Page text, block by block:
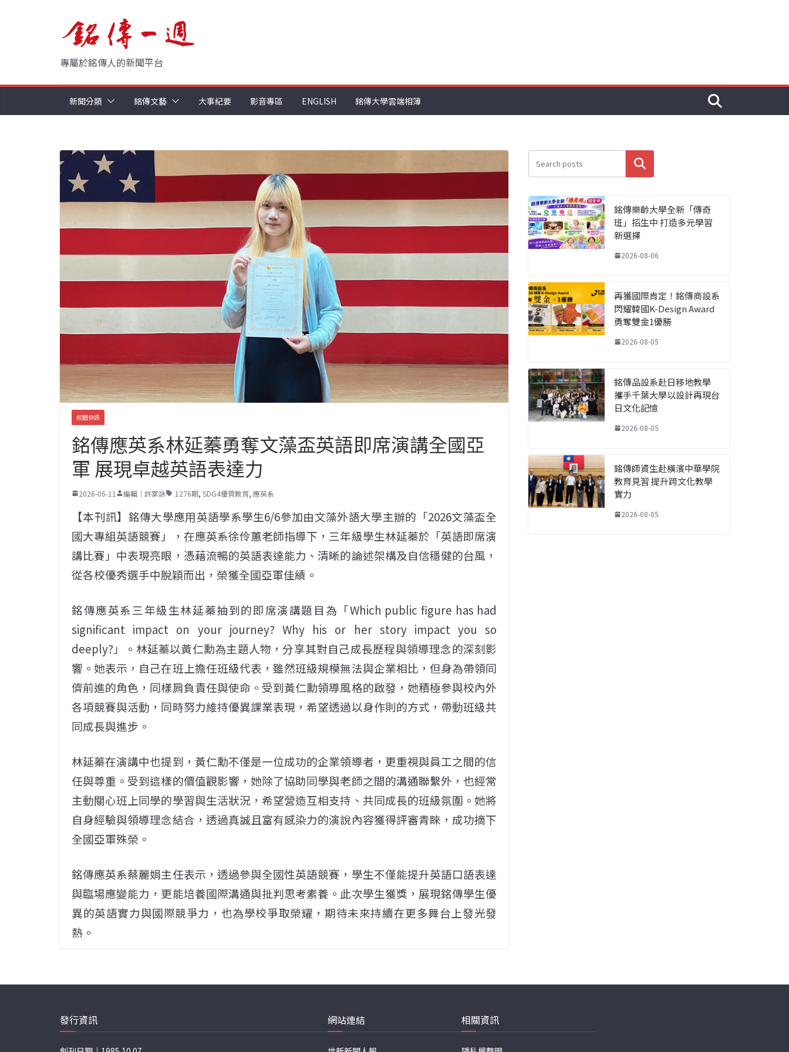
專屬於銘傳人的新聞平台
新聞分類 銘傳文藝 大事紀要 影音專區 ENGLISH 銘傳大學雲端相簿
校園快訊
銘傳應英系林延蓁勇奪文藻盃英語即席演講全國亞
軍 展現卓越英語表達力
2026-06-11 編輯｜許棠詠 1276期, SDG4優質教育, 應英系
【本刊訊】銘傳大學應用英語學系學生6/6參加由文藻外語大學主辦的「2026文藻盃全
國大專組英語競賽」，在應英系徐伶蕙老師指導下，三年級學生林延蓁於「英語即席演
講比賽」中表現亮眼，憑藉流暢的英語表達能力、清晰的論述架構及自信穩健的台風，
從各校優秀選手中脫穎而出，榮獲全國亞軍佳績。
銘傳應英系三年級生林延蓁抽到的即席演講題目為「Which public figure has had
significant impact on your journey? Why his or her story impact you so
deeply?」。林延蓁以黃仁勳為主題人物，分享其對自己成長歷程與領導理念的深刻影
響。她表示，自己在班上擔任班級代表，雖然班級規模無法與企業相比，但身為帶領同
儕前進的角色，同樣肩負責任與使命。受到黃仁勳領導風格的啟發，她積極參與校內外
各項競賽與活動，同時努力維持優異課業表現，希望透過以身作則的方式，帶動班級共
同成長與進步。
林延蓁在演講中也提到，黃仁勳不僅是一位成功的企業領導者，更重視與員工之間的信
任與尊重。受到這樣的價值觀影響，她除了協助同學與老師之間的溝通聯繫外，也經常
主動關心班上同學的學習與生活狀況，希望營造互相支持、共同成長的班級氛圍。她將
自身經驗與領導理念結合，透過真誠且富有感染力的演說內容獲得評審青睞，成功摘下
全國亞軍殊榮。
銘傳應英系蔡麗娟主任表示，透過參與全國性英語競賽，學生不僅能提升英語口語表達
與臨場應變能力，更能培養國際溝通與批判思考素養。此次學生獲獎，展現銘傳學生優
異的英語實力與國際競爭力，也為學校爭取榮耀，期待未來持續在更多舞台上發光發
熱。
搜尋
銘傳樂齡大學全新「傳奇
班」招生中 打造多元學習
新選擇
2026-08-06
再獲國際肯定！銘傳商設系
閃耀韓國K-Design Award
勇奪雙金1優勝
2026-08-05
銘傳品設系赴日移地教學
攜手千葉大學以設計再現台
日文化記憶
2026-08-05
銘傳師資生赴橫濱中華學院
教育見習 提升跨文化教學
實力
2026-08-05
發行資訊 網站連結 相關資訊